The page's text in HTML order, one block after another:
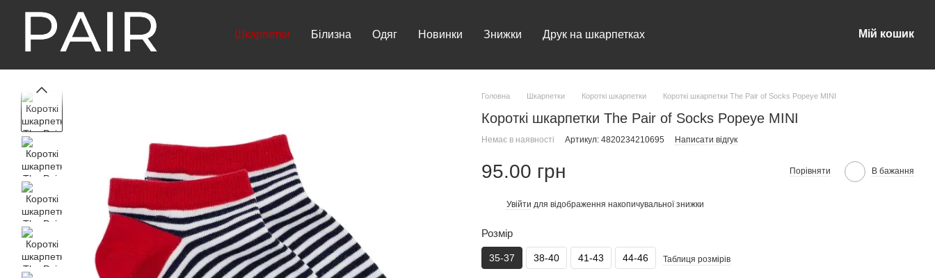
Перейти до основного контенту
Шкарпетки Білизна Одяг Новинки Знижки Друк на шкарпетках Мій кошик
Головна Шкарпетки Короткі шкарпетки Короткі шкарпетки The Pair of Socks Popeye MINI
Короткі шкарпетки The Pair of Socks Popeye MINI
Немає в наявності Артикул: 4820234210695 Написати відгук
95.00 грн Порівняти В бажання
Увійти для відображення накопичувальної знижки
Розмір
35-37 38-40 41-43 44-46 Таблиця розмірів